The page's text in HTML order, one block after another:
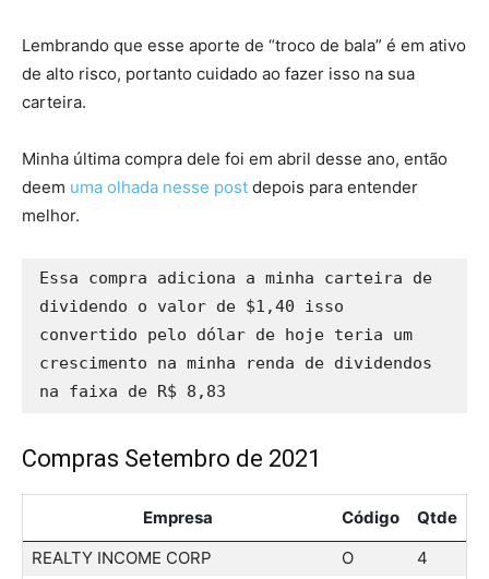
Lembrando que esse aporte de “troco de bala” é em ativo
de alto risco, portanto cuidado ao fazer isso na sua
carteira.
Minha última compra dele foi em abril desse ano, então
deem uma olhada nesse post depois para entender
melhor.
Essa compra adiciona a minha carteira de
dividendo o valor de $1,40 isso
convertido pelo dólar de hoje teria um
crescimento na minha renda de dividendos
Compras Setembro de 2021
Empresa Código
Qtde
REALTY INCOME CORP
O
4